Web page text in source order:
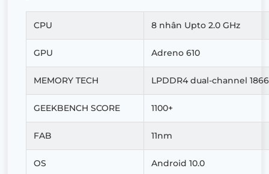
CPU 8 nhân Upto 2.0 GHz
GPU Adreno 610
MEMORY TECH LPDDR4 dual-channel
GEEKBENCH SCORE 1100+
FAB 11nm
OS Android 10.0